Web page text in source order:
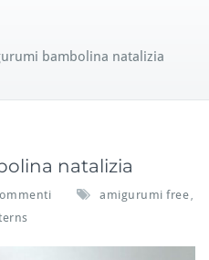
bambolina natalizia
natalizia
m
amigurumi free